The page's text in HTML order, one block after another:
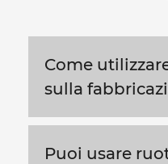
Come
sulla
Puoi usare